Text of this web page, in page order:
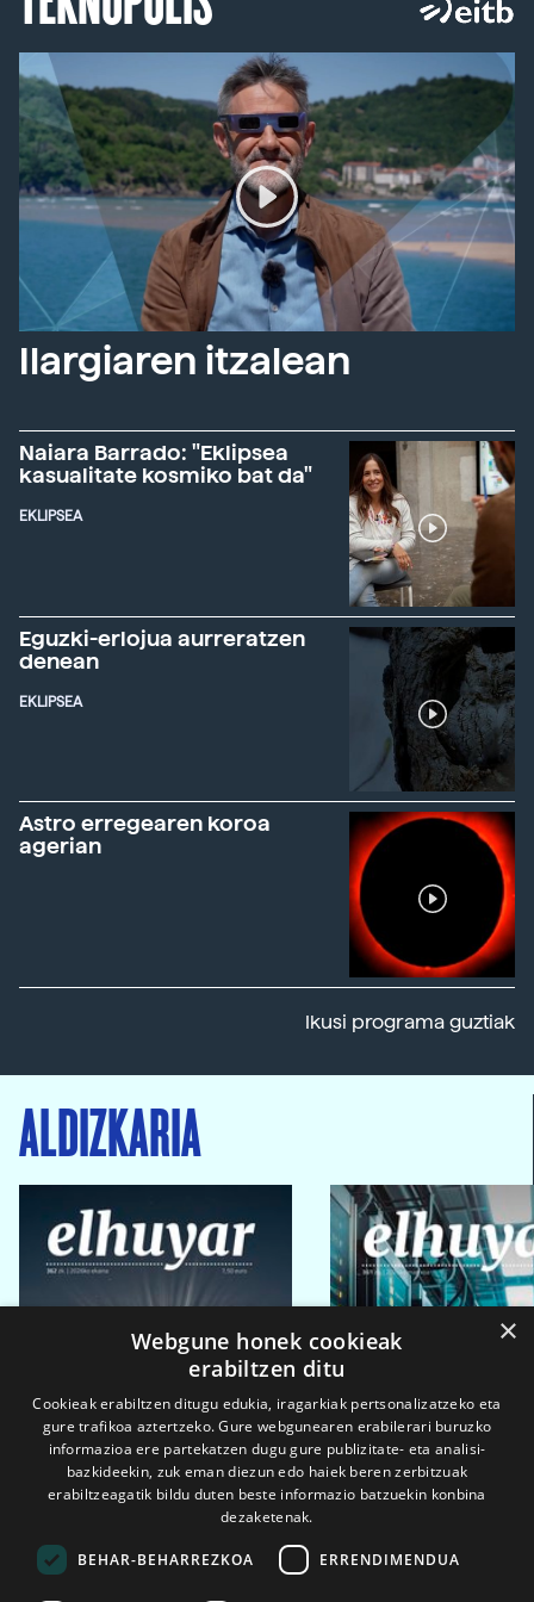
Ilargiaren itzalean
Naiara Barrado: "Eklipsea
kasualitate kosmiko bat da"
EKLIPSEA
Eguzki-erlojua aurreratzen
denean
EKLIPSEA
Astro erregearen koroa
agerian
Ikusi programa guztiak
ALDIZKARIA
×
Webgune honek cookieak
erabiltzen ditu
Cookieak erabiltzen ditugu edukia, iragarkiak pertsonalizatzeko eta
gure trafikoa aztertzeko. Gure webgunearen erabilerari buruzko
informazioa ere partekatzen dugu gure publizitate- eta analisi-
bazkideekin, zuk eman diezun edo haiek beren zerbitzuak
erabiltzeagatik bildu duten beste informazio batzuekin konbina
dezaketenak.
BEHAR-BEHARREZKOA ERRENDIMENDUA